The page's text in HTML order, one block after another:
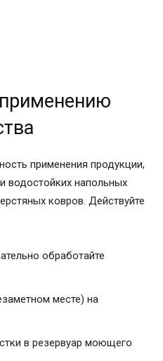
применения продукции,
водостойких напольных
ковров. Действуйте
обработайте
месте) на
в резервуар моющего